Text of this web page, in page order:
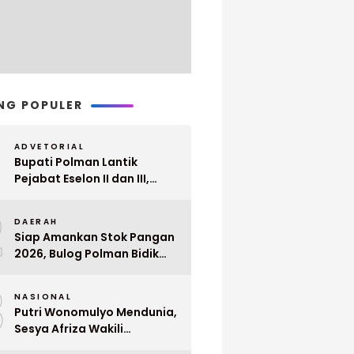
POPULER
ADVETORIAL
Bupati Polman Lantik
Pejabat Eselon II dan III,
DAERAH
Siap Amankan Stok Pangan
2026, Bulog Polman Bidik
NASIONAL
Putri Wonomulyo Mendunia,
Sesya Afriza Wakili